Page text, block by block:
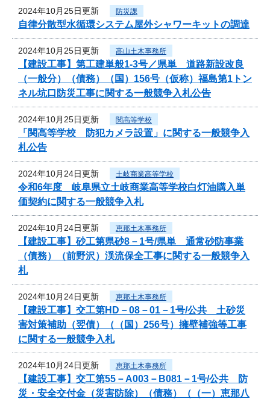
2024年10月25日更新 防災課
自律分散型水循環システム屋外シャワーキットの調達
2024年10月25日更新 高山土木事務所
【建設工事】第工建単般1-3号／県単 道路新設改良
（一般分）（債務）（国）156号（仮称）福島第1トン
ネル坑口防災工事に関する一般競争入札公告
2024年10月25日更新 関高等学校
「関高等学校 防犯カメラ設置」に関する一般競争入
札公告
2024年10月24日更新 土岐商業高等学校
令和6年度 岐阜県立土岐商業高等学校白灯油購入単
価契約に関する一般競争入札
2024年10月24日更新 恵那土木事務所
【建設工事】砂工第県砂8－1号/県単 通常砂防事業
（債務）（前野沢）渓流保全工事に関する一般競争入
札
2024年10月24日更新 恵那土木事務所
【建設工事】交工第HD－08－01－1号/公共 土砂災
害対策補助（翌債）（（国）256号）擁壁補強等工事
に関する一般競争入札
2024年10月24日更新 恵那土木事務所
【建設工事】交工第55－A003－B081－1号/公共 防
災・安全交付金（災害防除）（債務）（（一）恵那八